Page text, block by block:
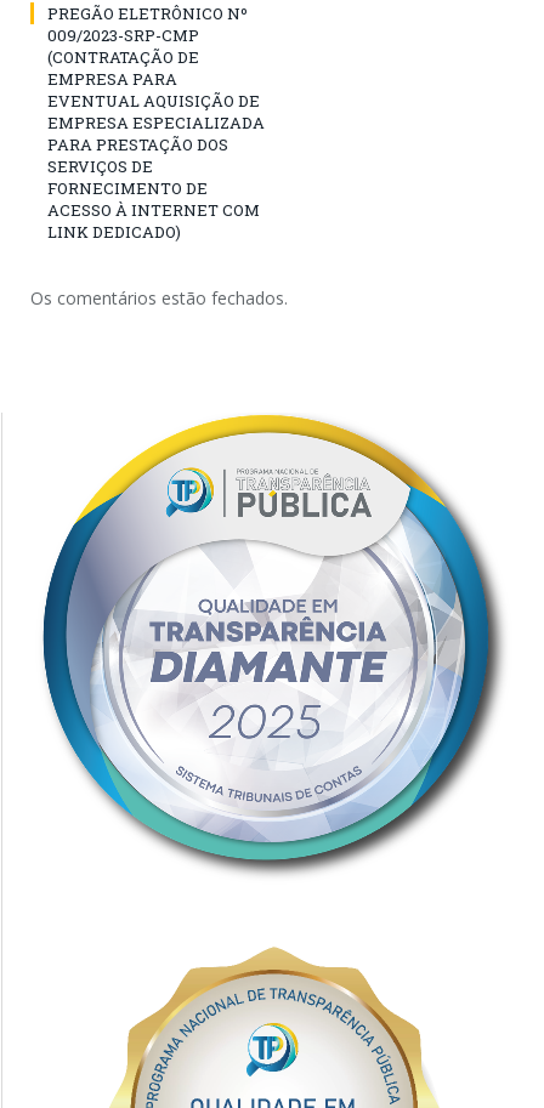
PREGÃO ELETRÔNICO Nº
009/2023-SRP-CMP
(CONTRATAÇÃO DE
EMPRESA PARA
EVENTUAL AQUISIÇÃO DE
EMPRESA ESPECIALIZADA
PARA PRESTAÇÃO DOS
SERVIÇOS DE
FORNECIMENTO DE
ACESSO À INTERNET COM
LINK DEDICADO)
Os comentários estão fechados.